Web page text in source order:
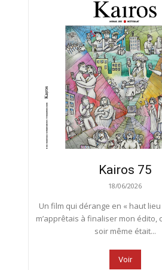
Kairos 75
18/06/2026
Un film qui dérange en « haut
m’apprêtais à finaliser mon édito,
soir même était...
Voir